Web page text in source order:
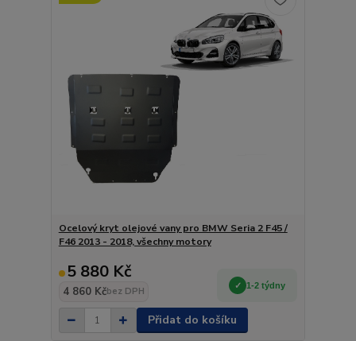
Ocelový kryt olejové vany pro BMW Seria 2 F45 /
F46 2013 - 2018, všechny motory
5 880 Kč
4 860 Kčbez DPH
1-2 týdny
Přidat do košíku